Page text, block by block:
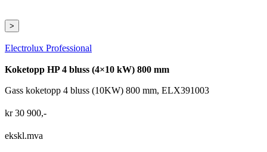
>
Electrolux Professional
Koketopp HP 4 bluss (4×10 kW) 800 mm
Gass koketopp 4 bluss (10KW) 800 mm, ELX391003
kr30 900,-
ekskl.mva